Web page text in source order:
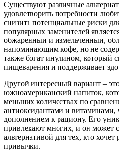
Существуют различные
удовлетворить потребности
снизить потенциальные риски
популярных заменителей
обжаренный и измельченный,
напоминающим кофе, но не
также богат инулином, который
пищеварения и поддерживает
Другой интересный вариант –
южноамериканский напиток,
меньших количествах по
антиоксидантами и витаминами,
дополнением к рациону. Его
привлекают многих, и он может
альтернативой для тех, кто хочет
привычки.